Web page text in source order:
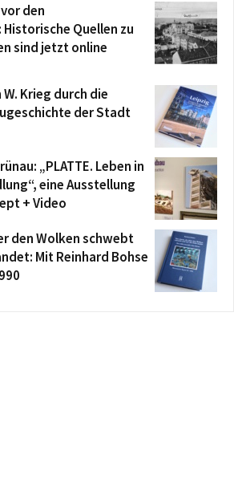
den
Quellen zu
sind jetzt online
Krieg durch die
der Stadt
„PLATTE. Leben in
eine Ausstellung
+ Video
den Wolken schwebt
Mit Reinhard Bohse